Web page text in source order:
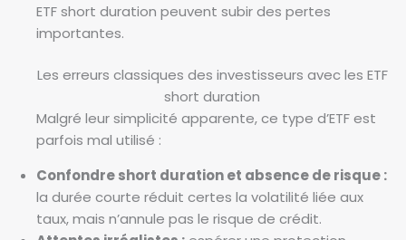
ETF short duration peuvent subir des pertes
importantes.
Les erreurs classiques des investisseurs avec les ETF
short duration
Malgré leur simplicité apparente, ce type d’ETF est
parfois mal utilisé :
Confondre short duration et absence de risque :
la durée courte réduit certes la volatilité liée aux
taux, mais n’annule pas le risque de crédit.